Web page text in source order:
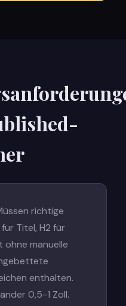
richtige
Titel, H2 für
ohne manuelle
enthalten.
0,5-1 Zoll.